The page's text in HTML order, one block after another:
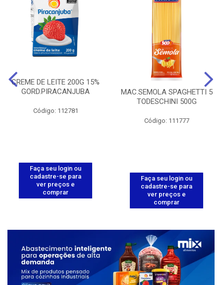
CREME DE LEITE 200G 15%
GORD.PIRACANJUBA
Código: 112781
Faça seu login ou
cadastre-se para
ver preços e
comprar
MAC.SEMOLA SPAGHETTI 5
TODESCHINI 500G
Código: 111777
Faça seu login ou
cadastre-se para
ver preços e
comprar